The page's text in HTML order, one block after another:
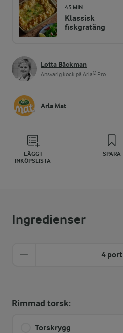
45 MIN
Klassisk
fiskgratäng
Lotta Bäckman
Ansvarig kock på Arla® Pro
Arla Mat
LÄGG I
INKÖPSLISTA
SPARA
Ingredienser
4 port
Rimmad torsk:
Torskrygg